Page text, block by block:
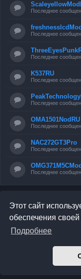
Этот сайт
обеспечения
Подробнее
Последнее
Последнее
Последнее
K537RU
Последнее
Последнее
OMA1501NodRU
Последнее
NAC272GT3Pro
Последнее
Последнее
Relax.F.Studio
Создано на
Prosilver